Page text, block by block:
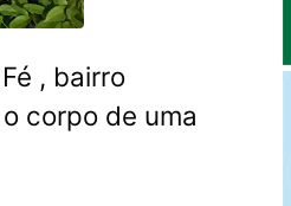
, bairro
corpo de uma